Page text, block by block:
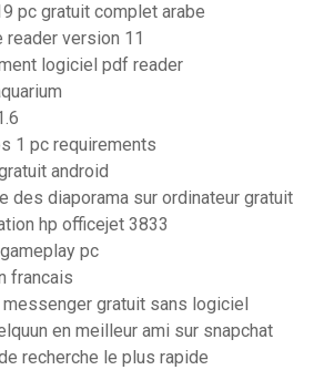
pc gratuit complet arabe
reader version 11
logiciel pdf reader
1 pc requirements
android
des diaporama sur ordinateur gratuit
hp officejet 3833
pc
francais
gratuit sans logiciel
en meilleur ami sur snapchat
recherche le plus rapide